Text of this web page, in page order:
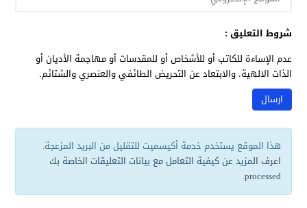
شروط التعليق :
عدم الإساءة للكاتب أو للأشخاص أو للمقدسات أو مهاجمة الأديان أو
الذات الالهية. والابتعاد عن التحريض الطائفي والعنصري والشتائم.
هذا الموقع يستخدم خدمة أكيسميت للتقليل من البريد المزعجة.
اعرف المزيد عن كيفية التعامل مع بيانات التعليقات الخاصة بك
processed
.